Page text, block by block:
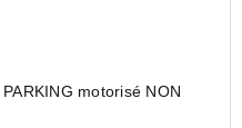
motorisé NON